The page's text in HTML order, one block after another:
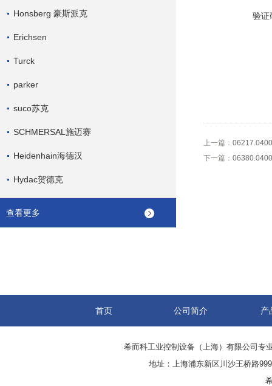
Honsberg 豪斯派克
Erichsen
Turck
parker
suco苏克
SCHMERSAL施迈赛
Heidenhain海德汉
Hydac贺德克
查看更多
验证
上一篇：
下一篇：
首页 公司简介 产
希而科工业控制设备（上海）有限公司专
地址：上海浦东新区川沙王桥路